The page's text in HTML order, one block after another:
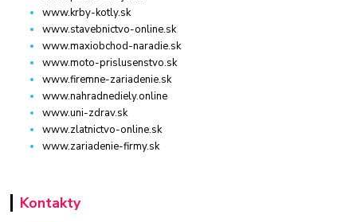
www.krby-kotly.sk
www.stavebnictvo-online.sk
www.maxiobchod-naradie.sk
www.moto-prislusenstvo.sk
www.firemne-zariadenie.sk
www.nahradnediely.online
www.uni-zdrav.sk
www.zlatnictvo-online.sk
www.zariadenie-firmy.sk
Kontakty